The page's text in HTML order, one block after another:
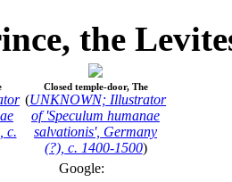
the
c.
Closed temple-door, The
(UNKNOWN; Illustrator
of 'Speculum humanae
salvationis', Germany
(?), c. 1400-1500)
Google: